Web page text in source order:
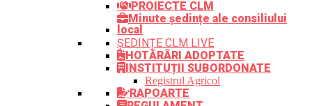
PROIECTE CLM
Minute ședințe ale consiliului
local
ȘEDINȚE CLM LIVE
HOTĂRÂRI ADOPTATE
INSTITUȚII SUBORDONATE
Registrul Agricol
RAPOARTE